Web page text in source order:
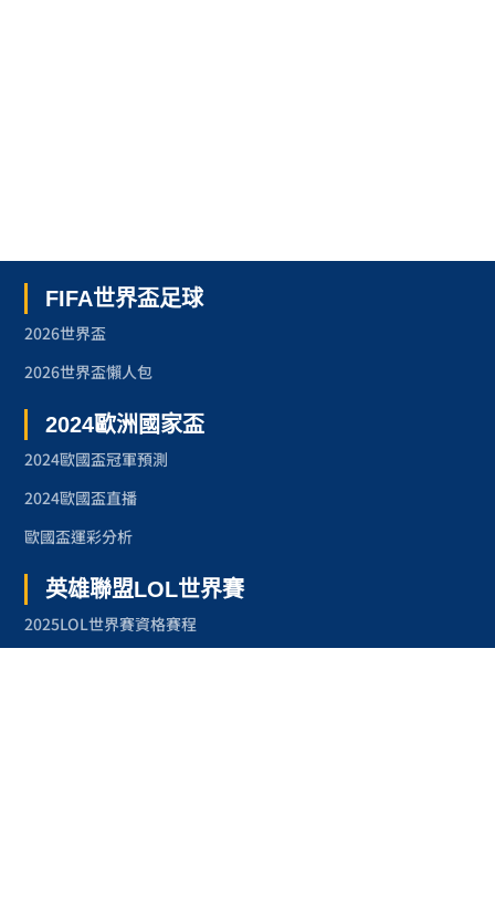
FIFA世界盃足球
2026世界盃
2026世界盃懶人包
2024歐洲國家盃
2024歐國盃冠軍預測
2024歐國盃直播
歐國盃運彩分析
英雄聯盟LOL世界賽
2025LOL世界賽資格賽程